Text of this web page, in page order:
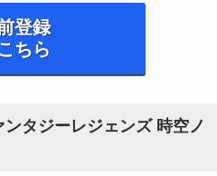
登録
ちら
タジーレジェンズ 時空ノ